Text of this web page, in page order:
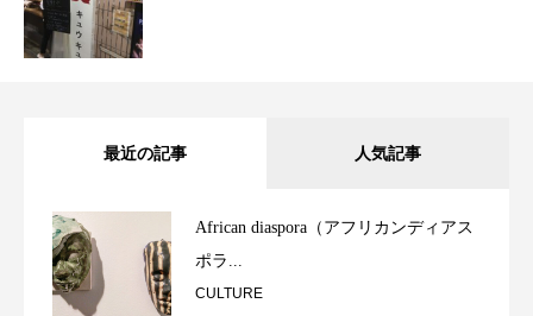
最近の記事 人気記事
African diaspora（アフリカンディアス
ポラ...
CULTURE